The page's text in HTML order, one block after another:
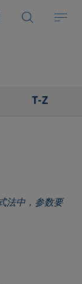
T-Z
法中，参数要